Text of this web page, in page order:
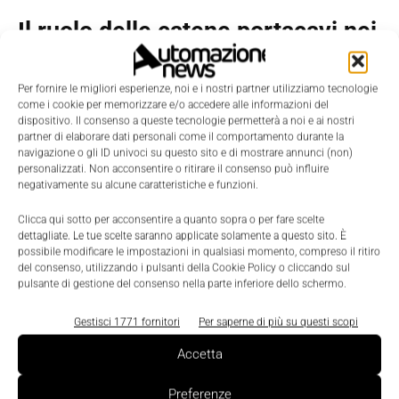
Per fornire le migliori esperienze, noi e i nostri partner utilizziamo tecnologie
come i cookie per memorizzare e/o accedere alle informazioni del
dispositivo. Il consenso a queste tecnologie permetterà a noi e ai nostri
partner di elaborare dati personali come il comportamento durante la
navigazione o gli ID univoci su questo sito e di mostrare annunci (non)
personalizzati. Non acconsentire o ritirare il consenso può influire
negativamente su alcune caratteristiche e funzioni.
Clicca qui sotto per acconsentire a quanto sopra o per fare scelte
dettagliate. Le tue scelte saranno applicate solamente a questo sito. È
possibile modificare le impostazioni in qualsiasi momento, compreso il ritiro
del consenso, utilizzando i pulsanti della Cookie Policy o cliccando sul
pulsante di gestione del consenso nella parte inferiore dello schermo.
Gestisci 1771 fornitori Per saperne di più su questi scopi
Accetta
Preferenze
Il ruolo delle catene portacavi nei
sistemi di gestione scenografie
Lecatene portacavi igussono oggi impiegate in
tutto il mondo in impianti di illuminotecnica e
sistemi di gestione dei movimenti scenografici ma
anche nei dispositivi di sollevamento presenti nei
teatri.
La possibilità di personalizzare geometrie, materiali
e configurazioni consente di adattarle a esigenze
particolarmente stringenti.
In un settore dove innovazione e affidabilità devono